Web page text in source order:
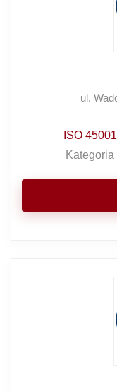
ul.
ISO 45001
Kategoria